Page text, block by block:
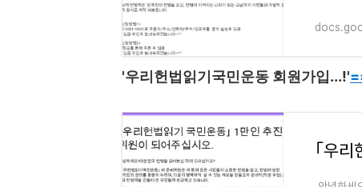
'우리헌법읽기국민운동 회원가입...!'